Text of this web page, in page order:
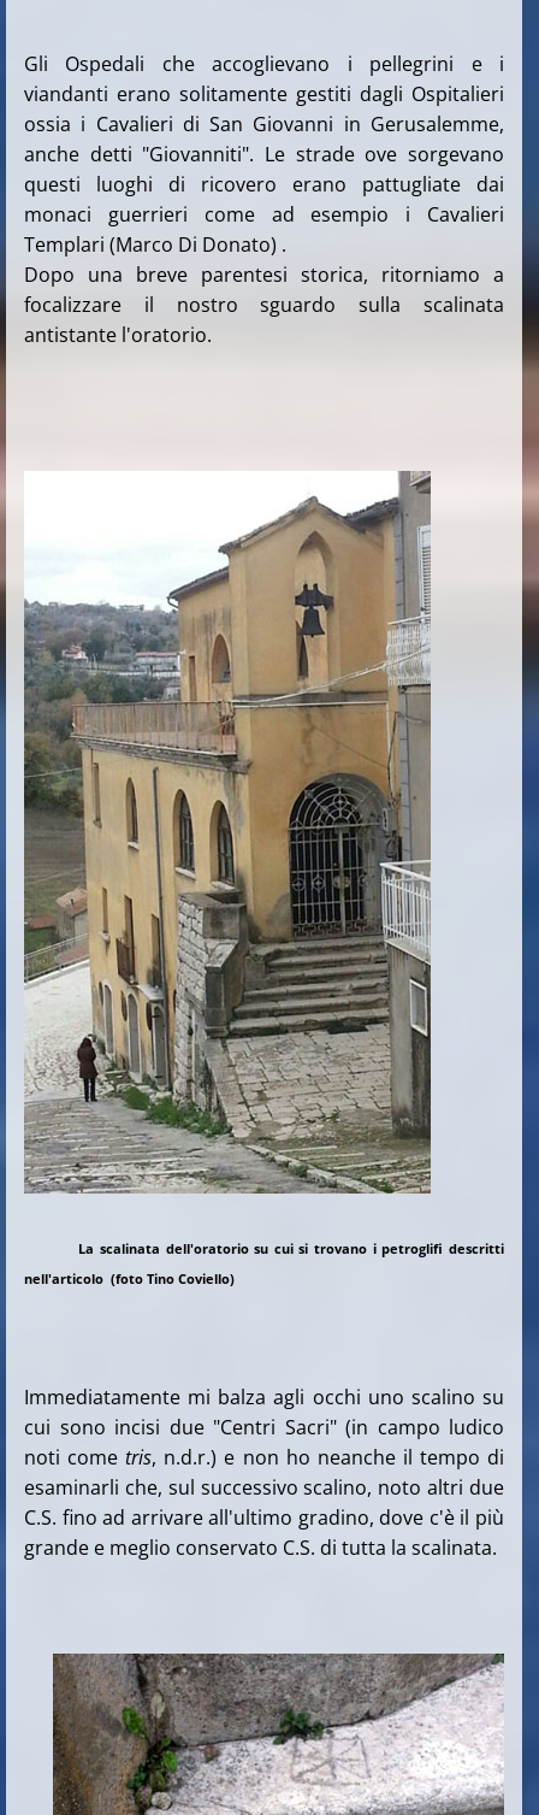
Gli Ospedali che accoglievano i pellegrini e i
viandanti erano solitamente gestiti dagli Ospitalieri
ossia i Cavalieri di San Giovanni in Gerusalemme,
anche detti "Giovanniti". Le strade ove sorgevano
questi luoghi di ricovero erano pattugliate dai
monaci guerrieri come ad esempio i Cavalieri
Templari (Marco Di Donato) .
Dopo una breve parentesi storica, ritorniamo a
focalizzare il nostro sguardo sulla scalinata
antistante l'oratorio.
La scalinata dell'oratorio su cui si trovano i petroglifi descritti
nell'articolo (foto Tino Coviello)
Immediatamente mi balza agli occhi uno scalino su
cui sono incisi due "Centri Sacri" (in campo ludico
noti come tris, n.d.r.) e non ho neanche il tempo di
esaminarli che, sul successivo scalino, noto altri due
C.S. fino ad arrivare all'ultimo gradino, dove c'è il più
grande e meglio conservato C.S. di tutta la scalinata.